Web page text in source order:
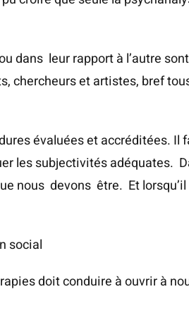
dans leur rapport à l’autre
et artistes, bref
évaluées et accréditées. Il
les subjectivités adéquates.
nous devons être. Et
social
doit conduire à ouvrir à